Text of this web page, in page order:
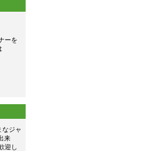
ーを
ジャ
来
迎し